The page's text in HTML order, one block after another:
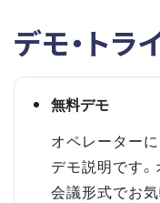
デモ・トラ
無料デモ
オペレーター
デモ説明です
会議形式でお